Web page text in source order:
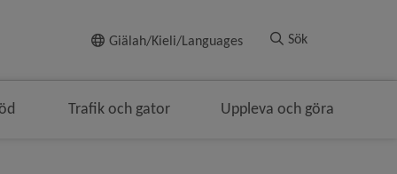
Giälah/Kieli/Languages Sök
Trafik och gator Uppleva och göra